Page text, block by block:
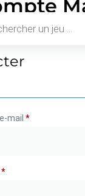
mail *
*